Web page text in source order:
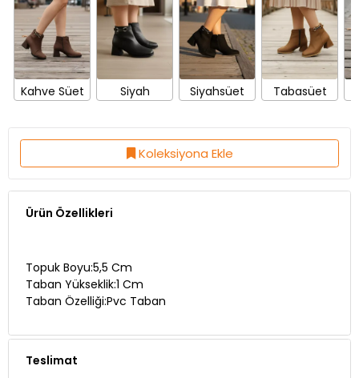
Kahve Süet Siyah Siyahsüet Tabasüet
Koleksiyona Ekle
Ürün Özellikleri
Topuk Boyu:5,5 Cm
Taban Yükseklik:1 Cm
Taban Özelliği:Pvc Taban
Teslimat